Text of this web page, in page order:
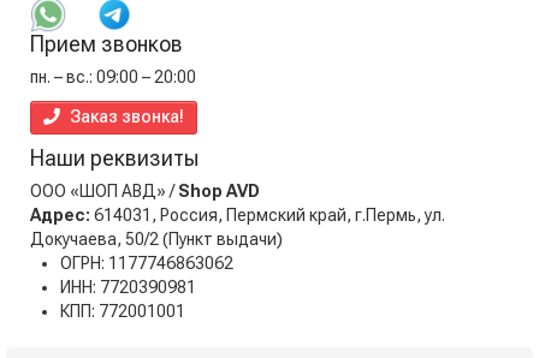
Прием звонков
пн. – вс.: 09:00 – 20:00
Заказ звонка!
Наши реквизиты
ООО «ШОП АВД» /Shop AVD
Адрес: 614031, Россия, Пермский край, г.Пермь, ул.
Докучаева, 50/2 (Пункт выдачи)
ОГРН: 1177746863062
ИНН: 7720390981
КПП: 772001001